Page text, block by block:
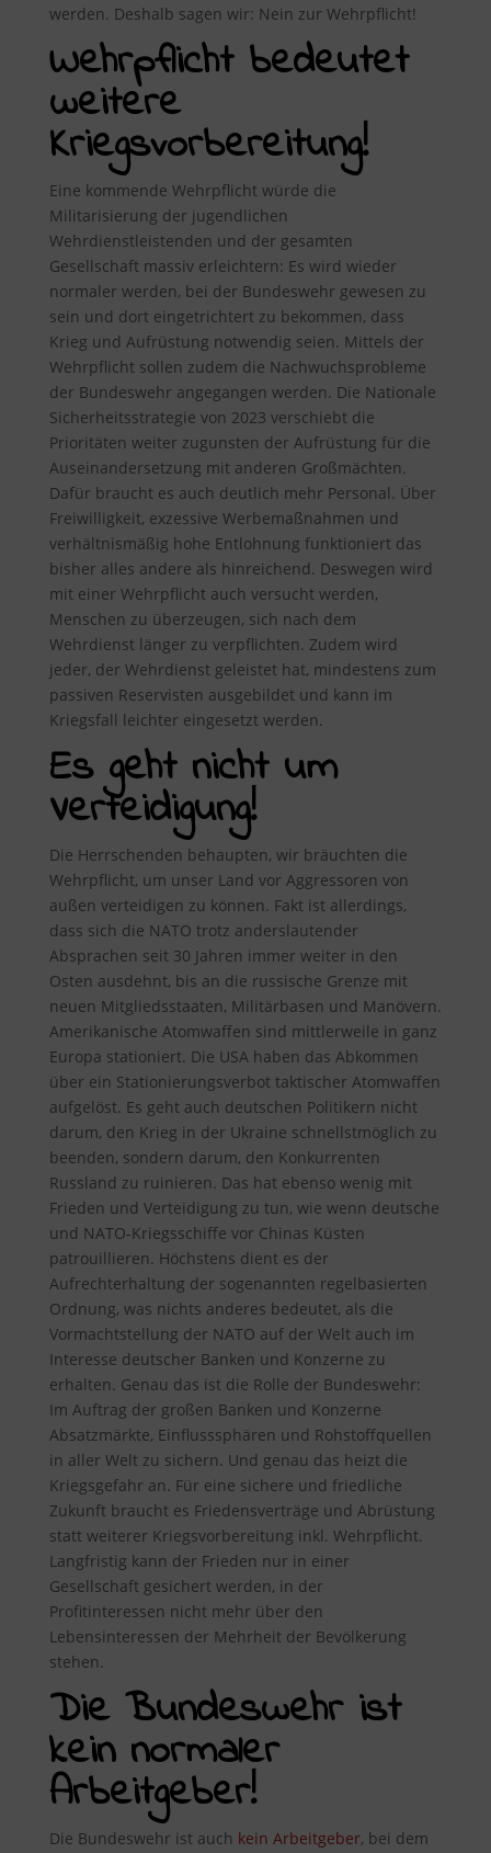
werden. Deshalb sagen wir: Nein zur Wehrpflicht!
Wehrpflicht bedeutet
weitere
Kriegsvorbereitung!
Eine kommende Wehrpflicht würde die
Militarisierung der jugendlichen
Wehrdienstleistenden und der gesamten
Gesellschaft massiv erleichtern: Es wird wieder
normaler werden, bei der Bundeswehr gewesen zu
sein und dort eingetrichtert zu bekommen, dass
Krieg und Aufrüstung notwendig seien. Mittels der
Wehrpflicht sollen zudem die Nachwuchsprobleme
der Bundeswehr angegangen werden. Die Nationale
Sicherheitsstrategie von 2023 verschiebt die
Prioritäten weiter zugunsten der Aufrüstung für die
Auseinandersetzung mit anderen Großmächten.
Dafür braucht es auch deutlich mehr Personal. Über
Freiwilligkeit, exzessive Werbemaßnahmen und
verhältnismäßig hohe Entlohnung funktioniert das
bisher alles andere als hinreichend. Deswegen wird
mit einer Wehrpflicht auch versucht werden,
Menschen zu überzeugen, sich nach dem
Wehrdienst länger zu verpflichten. Zudem wird
jeder, der Wehrdienst geleistet hat, mindestens zum
passiven Reservisten ausgebildet und kann im
Kriegsfall leichter eingesetzt werden.
Es geht nicht um
Verteidigung!
Die Herrschenden behaupten, wir bräuchten die
Wehrpflicht, um unser Land vor Aggressoren von
außen verteidigen zu können. Fakt ist allerdings,
dass sich die NATO trotz anderslautender
Absprachen seit 30 Jahren immer weiter in den
Osten ausdehnt, bis an die russische Grenze mit
neuen Mitgliedsstaaten, Militärbasen und Manövern.
Amerikanische Atomwaffen sind mittlerweile in ganz
Europa stationiert. Die USA haben das Abkommen
über ein Stationierungsverbot taktischer Atomwaffen
aufgelöst. Es geht auch deutschen Politikern nicht
darum, den Krieg in der Ukraine schnellstmöglich zu
beenden, sondern darum, den Konkurrenten
Russland zu ruinieren. Das hat ebenso wenig mit
Frieden und Verteidigung zu tun, wie wenn deutsche
und NATO-Kriegsschiffe vor Chinas Küsten
patrouillieren. Höchstens dient es der
Aufrechterhaltung der sogenannten regelbasierten
Ordnung, was nichts anderes bedeutet, als die
Vormachtstellung der NATO auf der Welt auch im
Interesse deutscher Banken und Konzerne zu
erhalten. Genau das ist die Rolle der Bundeswehr:
Im Auftrag der großen Banken und Konzerne
Absatzmärkte, Einflusssphären und Rohstoffquellen
in aller Welt zu sichern. Und genau das heizt die
Kriegsgefahr an. Für eine sichere und friedliche
Zukunft braucht es Friedensverträge und Abrüstung
statt weiterer Kriegsvorbereitung inkl. Wehrpflicht.
Langfristig kann der Frieden nur in einer
Gesellschaft gesichert werden, in der
Profitinteressen nicht mehr über den
Lebensinteressen der Mehrheit der Bevölkerung
stehen.
Die Bundeswehr ist
kein normaler
Arbeitgeber!
Die Bundeswehr ist auch kein Arbeitgeber, bei dem